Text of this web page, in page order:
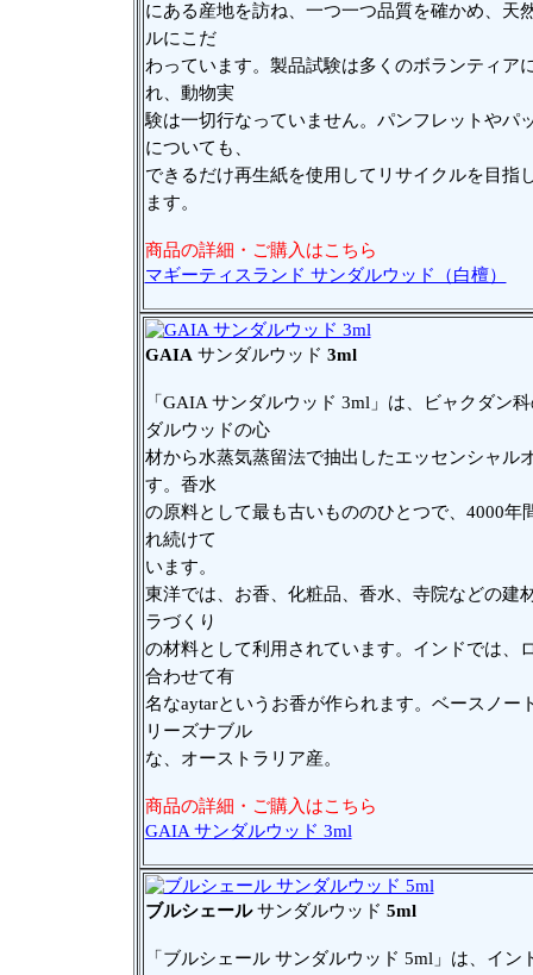
にある産地を訪ね、一つ一つ品質を確かめ、天
ルにこだ
わっています。製品試験は多くのボランティア
れ、動物実
験は一切行なっていません。パンフレットやパ
についても、
できるだけ再生紙を使用してリサイクルを目指
ます。
商品の詳細・ご購入はこちら
マギーティスランド サンダルウッド（白檀）
GAIA サンダルウッド 3ml
「GAIA サンダルウッド 3ml」は、ビャクダン
ダルウッドの心
材から水蒸気蒸留法で抽出したエッセンシャル
す。香水
の原料として最も古いもののひとつで、4000年
れ続けて
います。
東洋では、お香、化粧品、香水、寺院などの建
ラづくり
の材料として利用されています。インドでは、
合わせて有
名なaytarというお香が作られます。ベースノー
リーズナブル
な、オーストラリア産。
商品の詳細・ご購入はこちら
GAIA サンダルウッド 3ml
ブルシェールサンダルウッド 5ml
「ブルシェール サンダルウッド 5ml」は、イン